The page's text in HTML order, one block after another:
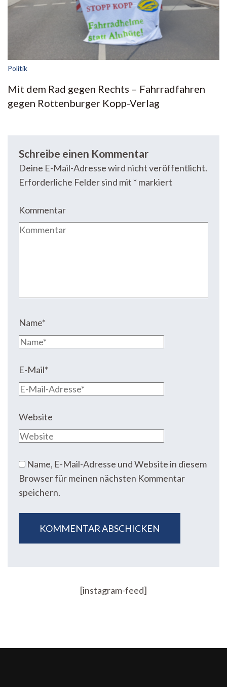
Politik
Mit dem Rad gegen Rechts – Fahrradfahren
gegen Rottenburger Kopp-Verlag
Schreibe einen Kommentar
Deine E-Mail-Adresse wird nicht veröffentlicht.
Erforderliche Felder sind mit * markiert
Kommentar
Name*
E-Mail*
Website
Name, E-Mail-Adresse und Website in diesem
Browser für meinen nächsten Kommentar
speichern.
[instagram-feed]